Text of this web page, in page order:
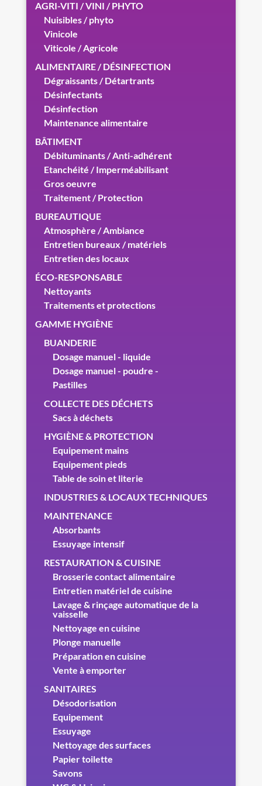
AGRI-VITI / VINI / PHYTO
Nuisibles / phyto
Vinicole
Viticole / Agricole
ALIMENTAIRE / DÉSINFECTION
Dégraissants / Détartrants
Désinfectants
Désinfection
Maintenance alimentaire
BÂTIMENT
Débituminants / Anti-adhérent
Etanchéité / Imperméabilisant
Gros oeuvre
Traitement / Protection
BUREAUTIQUE
Atmosphère / Ambiance
Entretien bureaux / matériels
Entretien des locaux
ÉCO-RESPONSABLE
Nettoyants
Traitements et protections
GAMME HYGIÈNE
BUANDERIE
Dosage manuel - liquide
Dosage manuel - poudre -
Pastilles
COLLECTE DES DÉCHETS
Sacs à déchets
HYGIÈNE & PROTECTION
Equipement mains
Equipement pieds
Table de soin et literie
INDUSTRIES & LOCAUX TECHNIQUES
MAINTENANCE
Absorbants
Essuyage intensif
RESTAURATION & CUISINE
Brosserie contact alimentaire
Entretien matériel de cuisine
Lavage & rinçage automatique de la
vaisselle
Nettoyage en cuisine
Plonge manuelle
Préparation en cuisine
Vente à emporter
SANITAIRES
Désodorisation
Equipement
Essuyage
Nettoyage des surfaces
Papier toilette
Savons